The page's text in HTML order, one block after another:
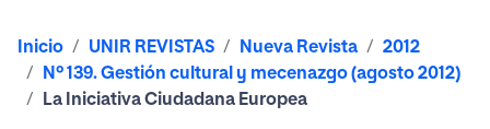
Inicio UNIR REVISTAS Nueva Revista
2012
Nº 139. Gestión cultural y mecenazgo (agosto 2012)
La Iniciativa Ciudadana Europea